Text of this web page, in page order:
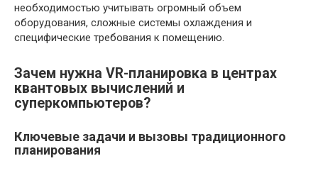
необходимостью учитывать огромный объем
оборудования, сложные системы охлаждения и
специфические требования к помещению.
Зачем нужна VR-планировка в центрах
квантовых вычислений и
суперкомпьютеров?
Ключевые задачи и вызовы традиционного
планирования